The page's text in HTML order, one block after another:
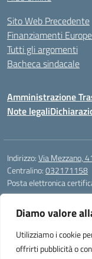
Diamo valore
Utilizziamo i cookie
offrirti pubblicità o
Sito Web Precedente
Finanziamenti
Tutti gli argomenti
Bacheca sindacale
Amministrazione
Note legali
Indirizzo:Via Mezzano,
Centralino:032171158
Posta elettronica
Codice meccanografico:
Codice Indice delle
Codice unico di